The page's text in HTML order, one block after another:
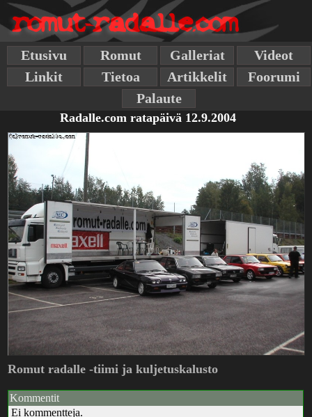
Etusivu Romut Galleriat
Videot
Linkit
Tietoa Artikkelit
Foorumi
Palaute
Radalle.com ratapäivä 12.9.2004
Romut radalle -tiimi ja kuljetuskalusto
Kommentit
Ei kommentteja.